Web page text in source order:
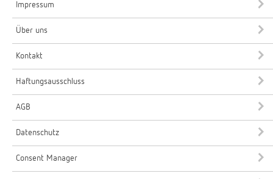
Impressum
Über uns
Kontakt
Haftungsausschluss
AGB
Datenschutz
Consent Manager